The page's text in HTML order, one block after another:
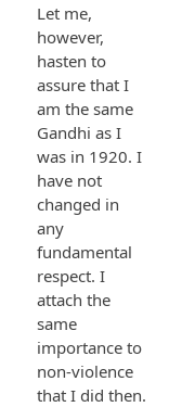
Let me,
however,
hasten to
assure that I
am the same
Gandhi as I
was in 1920. I
have not
changed in
any
fundamental
respect. I
attach the
same
importance to
non-violence
that I did then.